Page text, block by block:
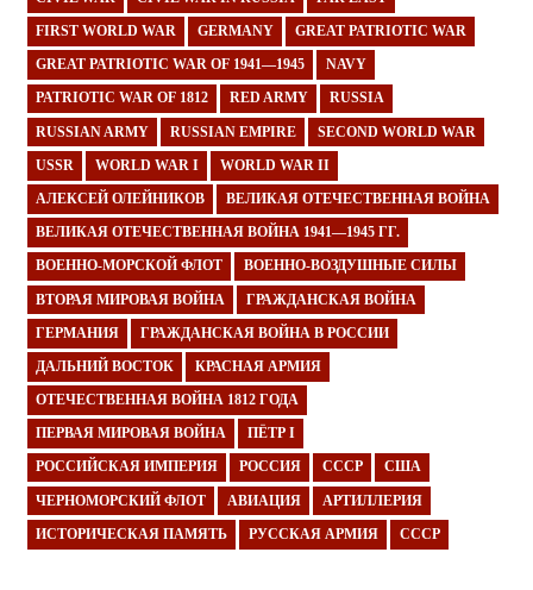
FIRST WORLD WAR GERMANY GREAT PATRIOTIC WAR
GREAT PATRIOTIC WAR OF 1941—1945 NAVY
PATRIOTIC WAR OF 1812 RED ARMY RUSSIA
RUSSIAN ARMY RUSSIAN EMPIRE SECOND WORLD WAR
USSR WORLD WAR I WORLD WAR II
АЛЕКСЕЙ ОЛЕЙНИКОВ ВЕЛИКАЯ ОТЕЧЕСТВЕННАЯ ВОЙНА
ВЕЛИКАЯ ОТЕЧЕСТВЕННАЯ ВОЙНА 1941—1945 ГГ.
ВОЕННО-МОРСКОЙ ФЛОТ ВОЕННО-ВОЗДУШНЫЕ СИЛЫ
ВТОРАЯ МИРОВАЯ ВОЙНА ГРАЖДАНСКАЯ ВОЙНА
ГЕРМАНИЯ ГРАЖДАНСКАЯ ВОЙНА В РОССИИ
ДАЛЬНИЙ ВОСТОК КРАСНАЯ АРМИЯ
ОТЕЧЕСТВЕННАЯ ВОЙНА 1812 ГОДА
ПЕРВАЯ МИРОВАЯ ВОЙНА ПЁТР I
РОССИЙСКАЯ ИМПЕРИЯ РОССИЯ СССР США
ЧЕРНОМОРСКИЙ ФЛОТ АВИАЦИЯ АРТИЛЛЕРИЯ
ИСТОРИЧЕСКАЯ ПАМЯТЬ РУССКАЯ АРМИЯ СССР